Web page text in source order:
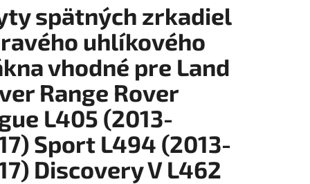
spätných zrkadiel
uhlíkového
vhodné pre Land
Range Rover
L405 (2013-
Sport L494 (2013-
Discovery V L462